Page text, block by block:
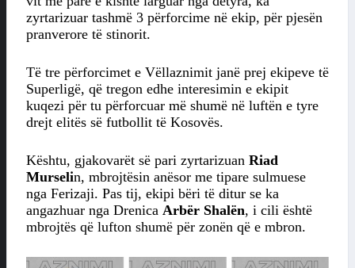
zyrtarizuar tashmë 3 përforcime në ekip, për pjesën
pranverore të stinorit.
Të tre përforcimet e Vëllaznimit janë prej ekipeve të
Superligë, që tregon edhe interesimin e ekipit
kuqezi për tu përforcuar më shumë në luftën e tyre
drejt elitës së futbollit të Kosovës.
Kështu, gjakovarët së pari zyrtarizuan Riad
Murselin, mbrojtësin anësor me tipare sulmuese
nga Ferizaji. Pas tij, ekipi bëri të ditur se ka
angazhuar nga Drenica Arbër Shalën, i cili është
mbrojtës që lufton shumë për zonën që e mbron.